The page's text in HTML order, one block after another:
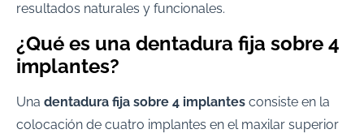
resultados naturales y funcionales.
¿Qué es una dentadura fija sobre 4
implantes?
Una dentadura fija sobre 4 implantes consiste en la
colocación de cuatro implantes en el maxilar superior